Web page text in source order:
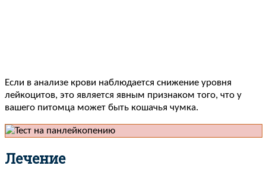
Если в анализе крови наблюдается снижение уровня
лейкоцитов, это является явным признаком того, что у
вашего питомца может быть кошачья чумка.
Лечение